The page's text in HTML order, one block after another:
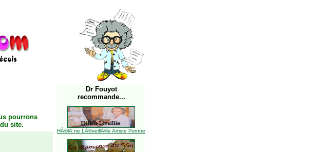
pourrons
site.
Dr Fouyot
recommande...
HÃ©lÃ¨ne LÃ©veillÃ©e Artiste Peintre